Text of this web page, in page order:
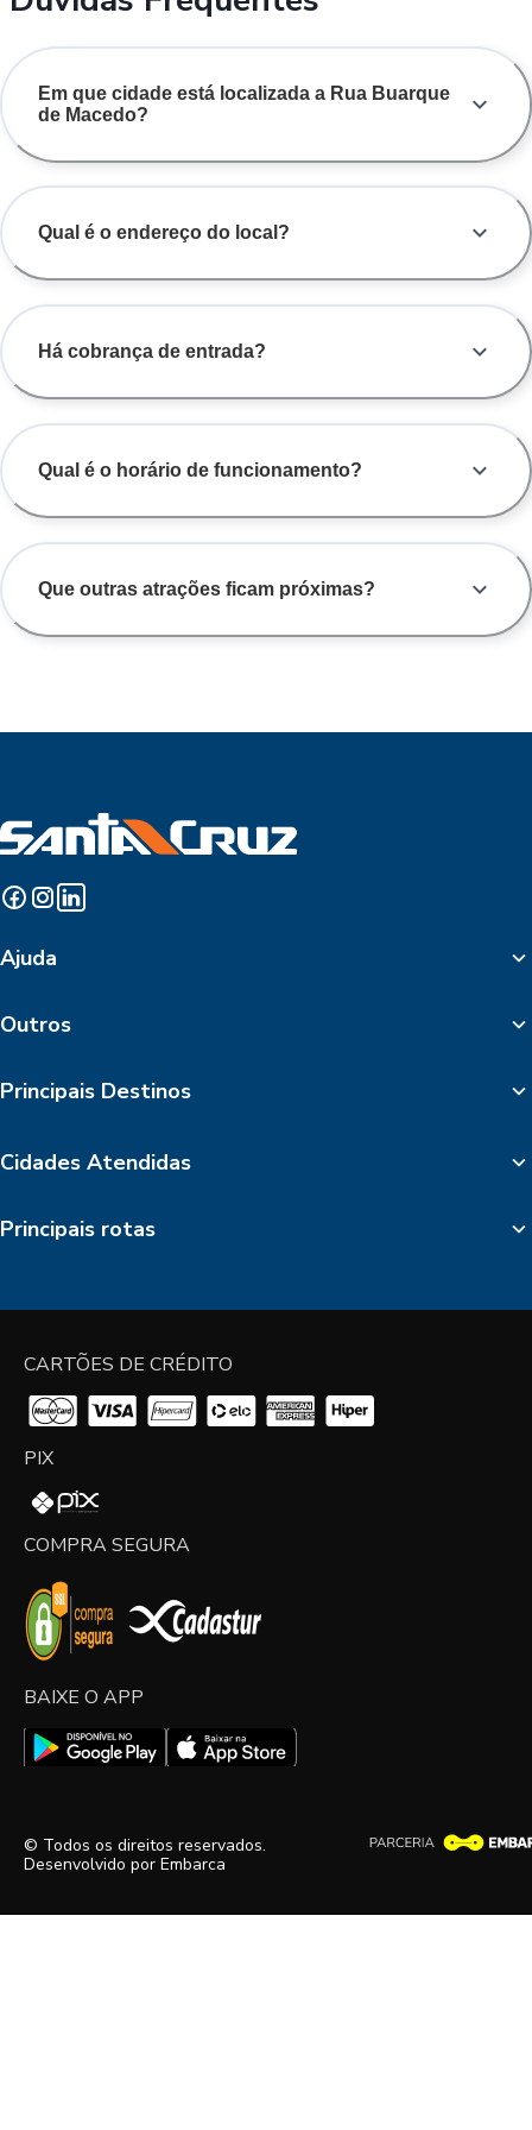
Em que cidade está localizada a Rua Buarque
de Macedo?
Qual é o endereço do local?
Há cobrança de entrada?
Qual é o horário de funcionamento?
Que outras atrações ficam próximas?
Ajuda
Outros
Principais Destinos
Cidades Atendidas
Principais rotas
CARTÕES DE CRÉDITO
PIX
COMPRA SEGURA
BAIXE O APP
© Todos os direitos reservados.
Desenvolvido por Embarca